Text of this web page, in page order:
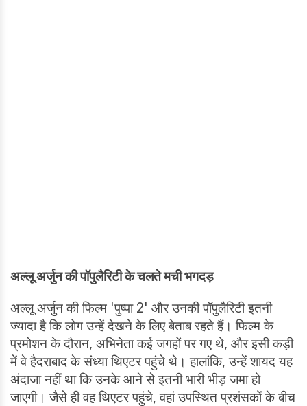
अल्लू अर्जुन की पॉपुलैरिटी के चलते मची भगदड़
अल्लू अर्जुन की फिल्म 'पुष्पा 2' और उनकी पॉपुलैरिटी इतनी
ज्यादा है कि लोग उन्हें देखने के लिए बेताब रहते हैं। फिल्म के
प्रमोशन के दौरान, अभिनेता कई जगहों पर गए थे, और इसी कड़ी
में वे हैदराबाद के संध्या थिएटर पहुंचे थे। हालांकि, उन्हें शायद यह
अंदाजा नहीं था कि उनके आने से इतनी भारी भीड़ जमा हो
जाएगी। जैसे ही वह थिएटर पहुंचे, वहां उपस्थित प्रशंसकों के बीच